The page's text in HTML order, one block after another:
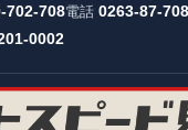
702-708電話 0263-87-
0002
トック 長野県公安委員会 許